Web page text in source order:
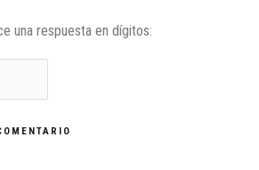
una respuesta en dígitos: